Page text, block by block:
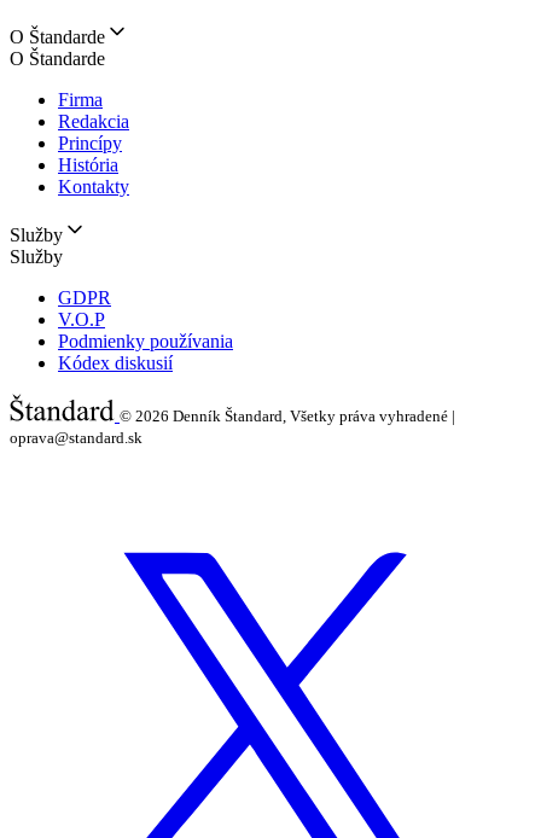
O Štandarde
O Štandarde
Firma
Redakcia
Princípy
História
Kontakty
Služby
Služby
GDPR
V.O.P
Podmienky používania
Kódex diskusií
© 2026 Denník Štandard, Všetky práva vyhradené |
oprava@standard.sk